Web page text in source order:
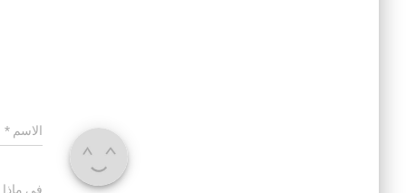
الاسم *
في